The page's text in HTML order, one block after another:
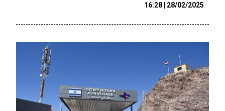
28/02/2025 | 16:28